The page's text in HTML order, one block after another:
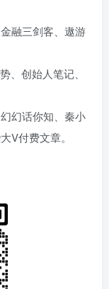
融三剑客、遨游
创始人笔记、
幻话你知、秦小
V付费文章。